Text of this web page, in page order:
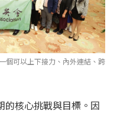
個可以上下接力、內外連結、跨
的核心挑戰與目標。因